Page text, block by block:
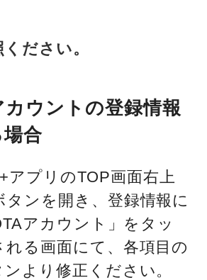
ださい。
ウントの登録情報
合
アプリのTOP画面右上
ンを開き、登録情報に
アカウント」をタッ
れる画面にて、各項目の
ンより修正ください。